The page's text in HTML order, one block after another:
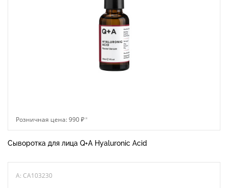
Розничная цена: 990 ₽*
Сыворотка для лица Q+A Hyaluronic Acid
A: CA103230